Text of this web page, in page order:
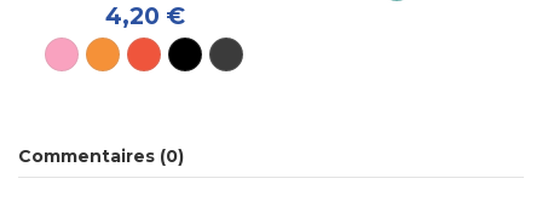
4,20 €
Commentaires (0)